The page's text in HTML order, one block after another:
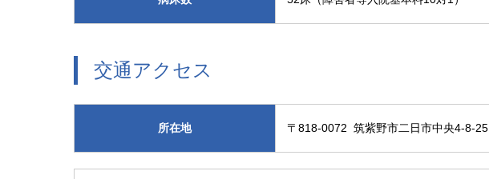
交通アクセス
所在地 〒818-0072 筑紫野市二日市中央4-8-25